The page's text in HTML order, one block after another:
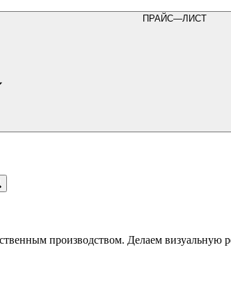
ПРАЙС—ЛИСТ
производством. Делаем визуальную